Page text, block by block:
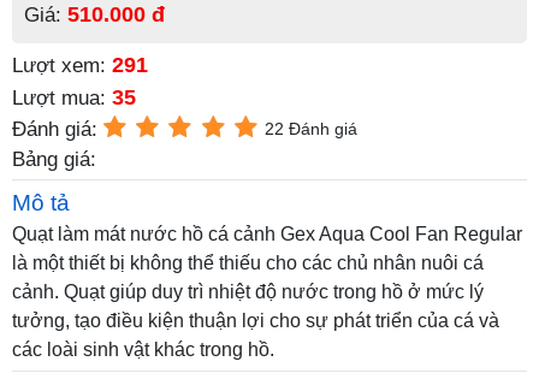
Giá: 510.000 đ
Lượt xem: 291
Lượt mua: 35
Đánh giá: 22 Đánh giá
Bảng giá:
Mô tả
Quạt làm mát nước hồ cá cảnh Gex Aqua Cool Fan Regular
là một thiết bị không thể thiếu cho các chủ nhân nuôi cá
cảnh. Quạt giúp duy trì nhiệt độ nước trong hồ ở mức lý
tưởng, tạo điều kiện thuận lợi cho sự phát triển của cá và
các loài sinh vật khác trong hồ.